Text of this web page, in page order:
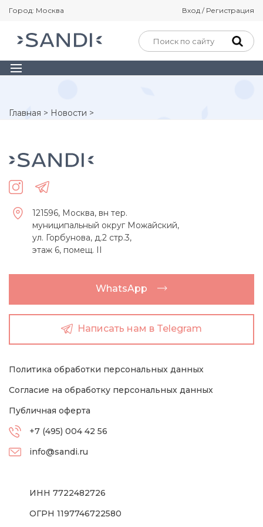
Город: Москва Вход / Регистрация
Главная > Новости >
121596, Москва, вн тер.
муниципальный округ Можайский,
ул. Горбунова, д.2 стр.3,
этаж 6, помещ. II
WhatsApp
Написать нам в Telegram
Политика обработки персональных данных
Согласие на обработку персональных данных
Публичная оферта
+7 (495) 004 42 56
info@sandi.ru
ИНН 7722482726
ОГРН 1197746722580